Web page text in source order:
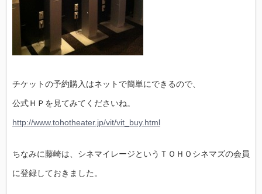
チケットの予約購入はネットで簡単にできるので、
公式ＨＰを見てみてくださいね。
http://www.tohotheater.jp/vit/vit_buy.html
ちなみに藤崎は、シネマイレージというＴＯＨＯシネマズの会員
に登録しておきました。